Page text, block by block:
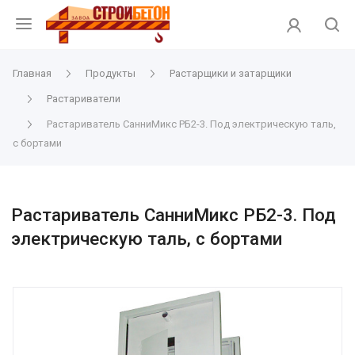
Главная Продукты Растарщики и затарщики
Растариватели
Растариватель СанниМикс РБ2-3. Под электрическую таль,
с бортами
Растариватель СанниМикс РБ2-3. Под
электрическую таль, с бортами